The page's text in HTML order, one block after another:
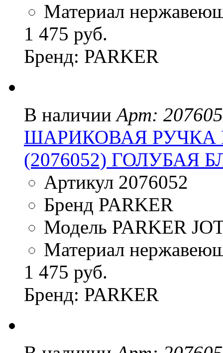
Материал
1 475 руб.
Бренд: PARKER
В наличии Арт:
ШАРИКОВАЯ РУЧКА
(2076052) ГОЛУБАЯ
Артикул 2076052
Бренд PARKER
Модель PARKER
Материал
1 475 руб.
Бренд: PARKER